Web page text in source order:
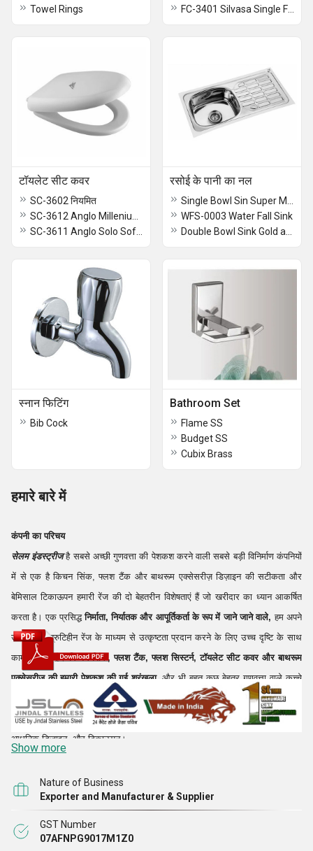
Towel Rings
टॉयलेट सीट कवर
SC-3602 नियमित
रसोई के पानी का नल
WFS-0003 Water Fall Sink
स्नान फिटिंग
Bib Cock
Bathroom Set
Flame SS
Budget SS
Cubix Brass
हमारे बारे में
कंपनी का परिचय
सेलम इंडस्ट्रीजहै सबसे अच्छी गुणवत्ता की पेशकश करने वाली सबसे बड़ी विनिर्माण कंपनियों
में से एक है किचन सिंक, फ्लश टैंक और बाथरूम एक्सेसरीज़ डिज़ाइन की सटीकता और
बेमिसाल टिकाऊपन हमारी रेंज की दो बेहतरीन विशेषताएं हैं जो खरीदार का ध्यान आकर्षित
करता है। एक प्रसिद्धनिर्माता, निर्यातक और आपूर्तिकर्ता के रूप में जाने जाने वाले, हम अपने
उत्पादों की त्रुटिहीन रेंज के माध्यम से उत्कृष्टता प्रदान करने के लिए उच्च दृष्टि के साथ
काम कर रहे हैं।किचन सिंक, फ्लश टैंक, फ्लश सिस्टर्न, टॉयलेट सीट कवर और बाथरूम
एक्सेसरीज की हमारी पेशकश की गई श्रृंखला, और भी बहुत कुछ बेहतर गुणवत्ता वाले कच्चे
माल का उपयोग करके बनाया गया है, जो उत्पाद की गुणवत्ता को और बढ़ाता है। हमारे सभी
उत्पादों की सराहना की जाती है उनकी बेहतरीन फ़िनिश, सटीक आयाम, कॉम्पैक्ट और
आधुनिक डिज़ाइन, और टिकाऊपन।
किचन सिंक, ड्रेन बोर्ड के साथ डबल सिंक
सिंक आदि का उत्पादन करने के लिए आवश्यक हैं,हमारा परिष्कृत विनिर्माण संयंत्र सक्षम है
बिना किसी दोष के और न्यूनतम मात्रा में बड़ी मात्रा में उत्पाद विकसित करना लीड टाइम।
हमने सक्षम पेशेवरों की एक टीम भी नियुक्त की है जो हमारे संगठन का एक मजबूत आधार
Show more
Nature of Business
Exporter and Manufacturer & Supplier
GST Number
07AFNPG9017M1Z0